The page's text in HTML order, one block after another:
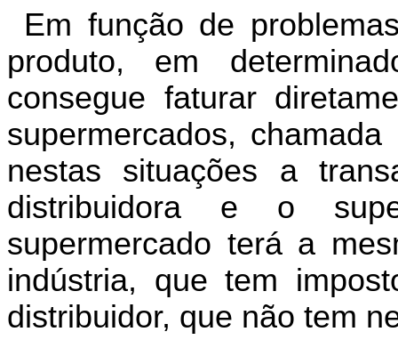
Em função de
produto, em
consegue faturar
supermercados,
nestas situações a
distribuidora e o
supermercado terá a
indústria, que tem
distribuidor, que não tem